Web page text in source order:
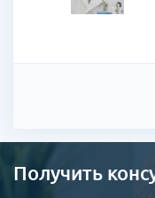
Получить